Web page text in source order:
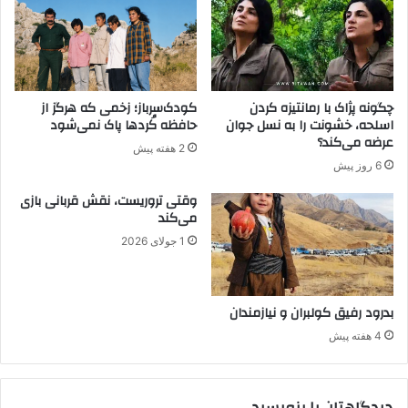
ت
س
و
ر
ی
ه
ا
ز
س
P
K
K
ص
د
ر
ش
د
ز
م
ن
ظ
ر
ح
ق
ق
ب
ی
ن
ا
ل
م
ی
ک
ی
ف
چگونه پژاک با رمانتیزه کردن
اسلحه، خشونت را به نسل جوان
عرضه می‌کند؟
6 روز پیش
کودک‌سرباز؛ زخمی که هرگز از
حافظه کُردها پاک نمی‌شود
2 هفته پیش
بدرود رفیق کولبران و نیازمندان
4 هفته پیش
وقتی تروریست، نقش قربانی بازی
می‌کند
1 جولای 2026